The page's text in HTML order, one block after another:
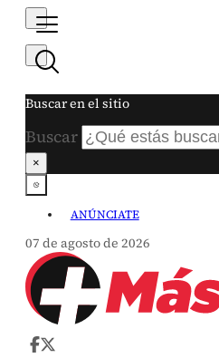
Buscar en el sitio
Buscar
×
ANÚNCIATE
07 de agosto de 2026